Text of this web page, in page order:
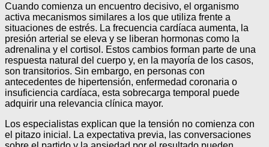
Cuando comienza un encuentro decisivo, el organismo
activa mecanismos similares a los que utiliza frente a
situaciones de estrés. La frecuencia cardíaca aumenta, la
presión arterial se eleva y se liberan hormonas como la
adrenalina y el cortisol. Estos cambios forman parte de una
respuesta natural del cuerpo y, en la mayoría de los casos,
son transitorios. Sin embargo, en personas con
antecedentes de hipertensión, enfermedad coronaria o
insuficiencia cardíaca, esta sobrecarga temporal puede
adquirir una relevancia clínica mayor.
Los especialistas explican que la tensión no comienza con
el pitazo inicial. La expectativa previa, las conversaciones